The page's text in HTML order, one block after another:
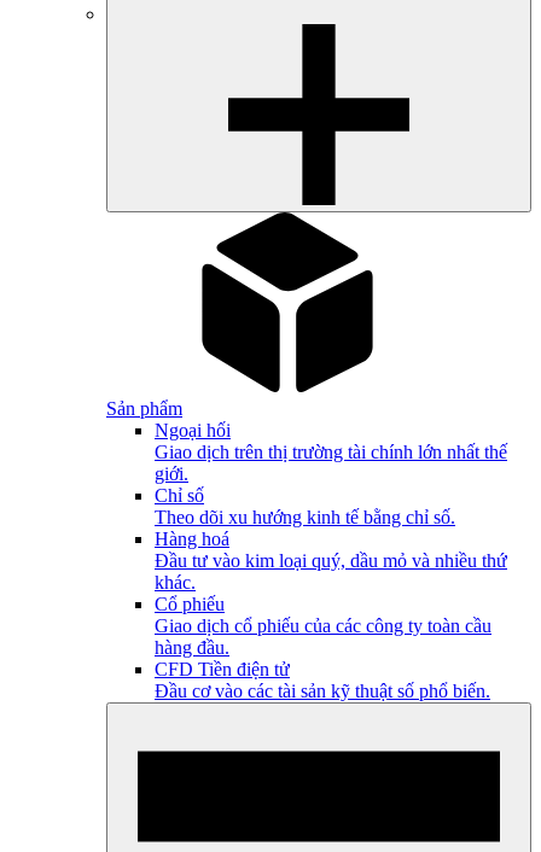
Sản phẩm
Ngoại hối
Giao dịch trên thị trường tài chính lớn nhất thế
giới.
Chỉ số
Theo dõi xu hướng kinh tế bằng chỉ số.
Hàng hoá
Đầu tư vào kim loại quý, dầu mỏ và nhiều thứ
khác.
Cổ phiếu
Giao dịch cổ phiếu của các công ty toàn cầu
hàng đầu.
CFD Tiền điện tử
Đầu cơ vào các tài sản kỹ thuật số phổ biến.